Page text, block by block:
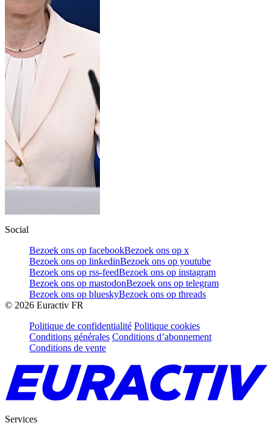
Social
Bezoek ons op facebookBezoek ons op x
Bezoek ons op linkedinBezoek ons op youtube
Bezoek ons op rss-feedBezoek ons op instagram
Bezoek ons op mastodonBezoek ons op telegram
Bezoek ons op blueskyBezoek ons op threads
© 2026 Euractiv FR
Politique de confidentialité Politique cookies
Conditions générales Conditions d’abonnement
Conditions de vente
Services